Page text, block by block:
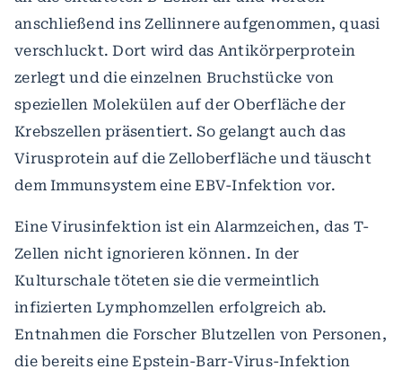
anschließend ins Zellinnere aufgenommen, quasi
verschluckt. Dort wird das Antikörperprotein
zerlegt und die einzelnen Bruchstücke von
speziellen Molekülen auf der Oberfläche der
Krebszellen präsentiert. So gelangt auch das
Virusprotein auf die Zelloberfläche und täuscht
dem Immunsystem eine EBV-Infektion vor.
Eine Virusinfektion ist ein Alarmzeichen, das T-
Zellen nicht ignorieren können. In der
Kulturschale töteten sie die vermeintlich
infizierten Lymphomzellen erfolgreich ab.
Entnahmen die Forscher Blutzellen von Personen,
die bereits eine Epstein-Barr-Virus-Infektion